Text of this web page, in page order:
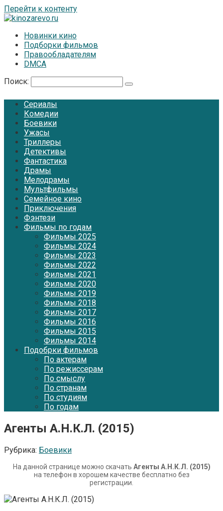
Перейти к контенту
Новинки кино
Подборки фильмов
Правообладателям
DMCA
Поиск:
Сериалы
Комедии
Боевики
Ужасы
Триллеры
Детективы
Фантастика
Драмы
Мелодрамы
Мультфильмы
Семейное кино
Приключения
Фэнтези
Фильмы по годам
Фильмы 2025
Фильмы 2024
Фильмы 2023
Фильмы 2022
Фильмы 2021
Фильмы 2020
Фильмы 2019
Фильмы 2018
Фильмы 2017
Фильмы 2016
Фильмы 2015
Фильмы 2014
Подобрки фильмов
По актерам
По режиссерам
По смыслу
По странам
По студиям
По годам
Агенты А.Н.К.Л. (2015)
Рубрика: Боевики
На данной странице можно скачать Агенты А.Н.К.Л. (2015)
на телефон в хорошем качестве бесплатно без
регистрации.